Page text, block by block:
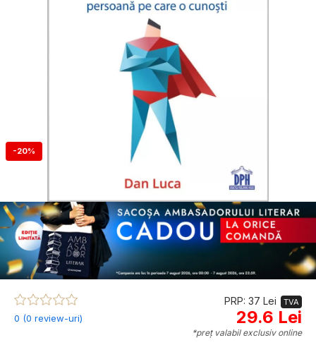
-20%
0 (0 review-uri)
PRP: 37 Lei TVA
29.6 Lei
*preț valabil exclusiv online